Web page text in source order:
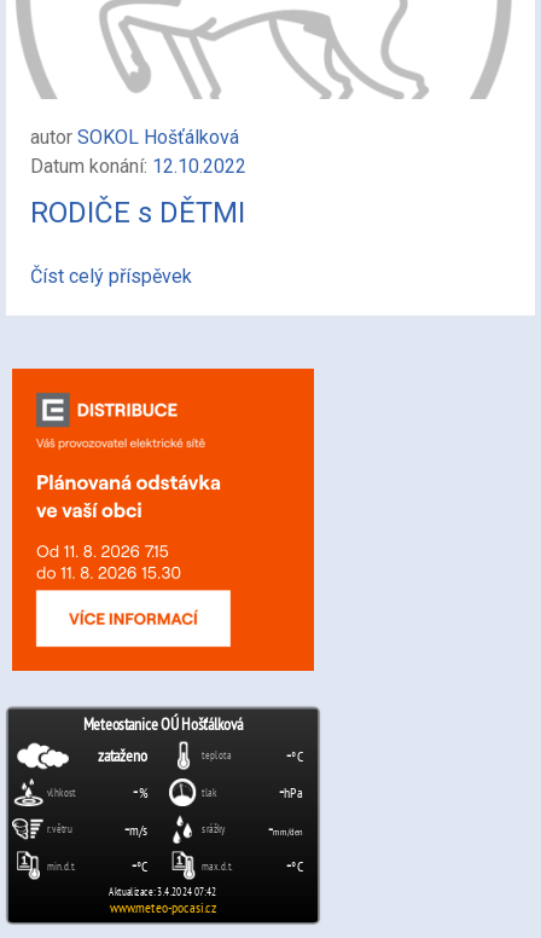
autor SOKOL Hošťálková
Datum konání: 12.10.2022
RODIČE s DĚTMI
Číst celý příspěvek